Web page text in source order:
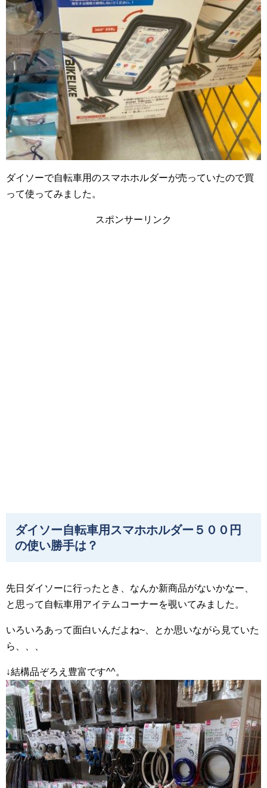
ダイソーで自転車用のスマホホルダーが売っていたので買
って使ってみました。
スポンサーリンク
ダイソー自転車用スマホホルダー５００円
の使い勝手は？
先日ダイソーに行ったとき、なんか新商品がないかなー、
と思って自転車用アイテムコーナーを覗いてみました。
いろいろあって面白いんだよね~、とか思いながら見ていた
ら、、、
↓結構品ぞろえ豊富です^^。